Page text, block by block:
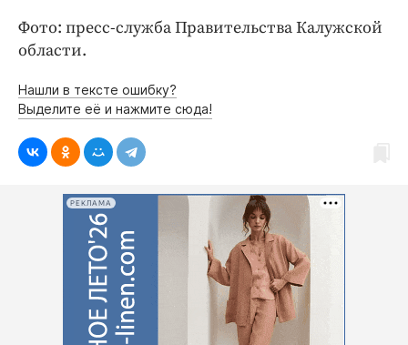
Фото: пресс-служба Правительства Калужской
области.
Нашли в тексте ошибку?
Выделите её и нажмите сюда!
РЕКЛАМА